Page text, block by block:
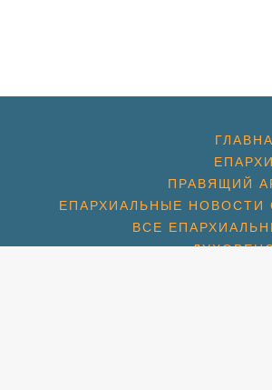
ПРАВЯЩИЙ
ЕПАРХИАЛЬНЫЕ НОВОСТИ
ВСЕ